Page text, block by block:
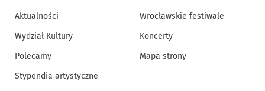
Aktualności
Wydział Kultury
Polecamy
Stypendia artystyczne
Wrocławskie festiwale
Koncerty
Mapa strony